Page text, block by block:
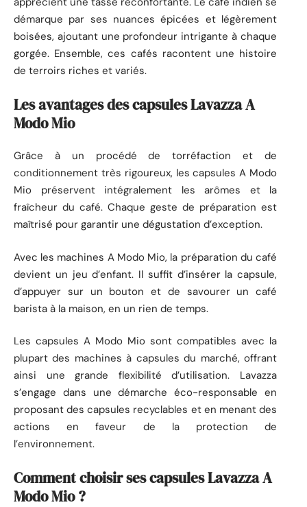
démarque par ses nuances épicées et légèrement
boisées, ajoutant une profondeur intrigante à chaque
gorgée. Ensemble, ces cafés racontent une histoire
de terroirs riches et variés.
Les avantages des capsules Lavazza A
Modo Mio
Grâce à un procédé de torréfaction et de
conditionnement très rigoureux, les capsules A Modo
Mio préservent intégralement les arômes et la
fraîcheur du café. Chaque geste de préparation est
maîtrisé pour garantir une dégustation d’exception.
Avec les machines A Modo Mio, la préparation du café
devient un jeu d’enfant. Il suffit d’insérer la capsule,
d’appuyer sur un bouton et de savourer un café
barista à la maison, en un rien de temps.
Les capsules A Modo Mio sont compatibles avec la
plupart des machines à capsules du marché, offrant
ainsi une grande flexibilité d’utilisation. Lavazza
s’engage dans une démarche éco-responsable en
proposant des capsules recyclables et en menant des
actions en faveur de la protection de
l’environnement.
Comment choisir ses capsules Lavazza A
Modo Mio ?